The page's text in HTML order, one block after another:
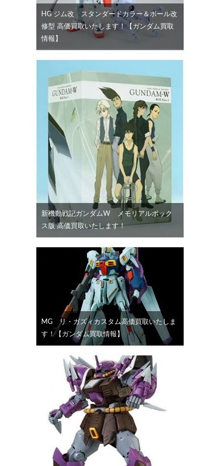
HG ジム改 スタンダードカラー＆ボール改
修型 高価買取いたします！【ガンダム買取
情報】
新機動戦記ガンダムW メモリアルボック
ス版 高価買取いたします！
MG リ・ガズィカスタム高価買取いたしま
す！【ガンダム買取情報】